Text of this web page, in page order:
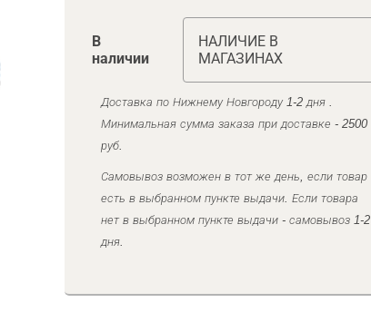
В
наличии
НАЛИЧИЕ В
МАГАЗИНАХ
Доставка по Нижнему Новгороду 1-2 дня .
Минимальная сумма заказа при доставке - 2500
руб.
Самовывоз возможен в тот же день, если товар
есть в выбранном пункте выдачи. Если товара
нет в выбранном пункте выдачи - самовывоз 1-2
дня.